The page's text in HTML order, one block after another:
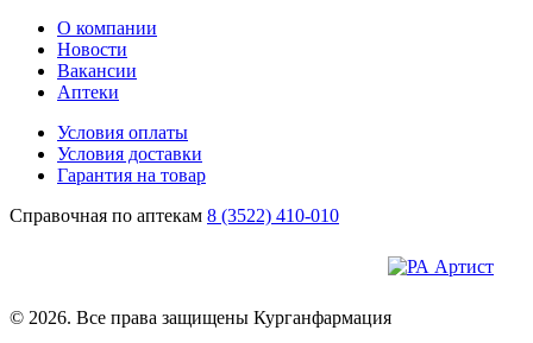
О компании
Новости
Вакансии
Аптеки
Условия оплаты
Условия доставки
Гарантия на товар
Справочная по аптекам 8 (3522) 410-010
© 2026. Все права защищены Курганфармация